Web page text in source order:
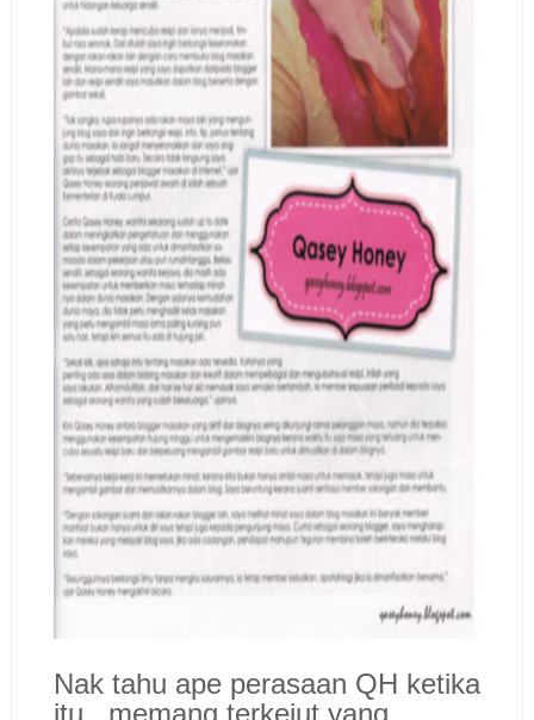
Nak tahu ape perasaan QH ketika
itu...memang terkejut yang